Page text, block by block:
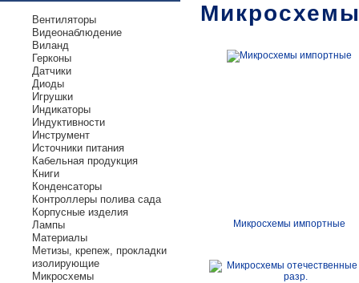
Вентиляторы
Видеонаблюдение
Виланд
Герконы
Датчики
Диоды
Игрушки
Индикаторы
Индуктивности
Инструмент
Источники питания
Кабельная продукция
Книги
Конденсаторы
Контроллеры полива сада
Корпусные изделия
Лампы
Материалы
Метизы, крепеж, прокладки
изолирующие
Микросхемы
Микросхемы импортные